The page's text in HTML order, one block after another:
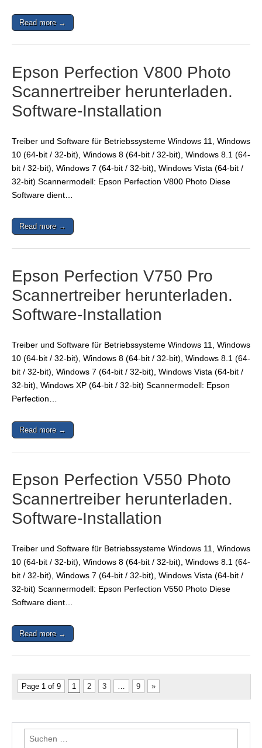
Read more →
Epson Perfection V800 Photo
Scannertreiber herunterladen.
Software-Installation
Treiber und Software für Betriebssysteme Windows 11, Windows
10 (64-bit / 32-bit), Windows 8 (64-bit / 32-bit), Windows 8.1 (64-
bit / 32-bit), Windows 7 (64-bit / 32-bit), Windows Vista (64-bit /
32-bit) Scannermodell: Epson Perfection V800 Photo Diese
Software dient…
Read more →
Epson Perfection V750 Pro
Scannertreiber herunterladen.
Software-Installation
Treiber und Software für Betriebssysteme Windows 11, Windows
10 (64-bit / 32-bit), Windows 8 (64-bit / 32-bit), Windows 8.1 (64-
bit / 32-bit), Windows 7 (64-bit / 32-bit), Windows Vista (64-bit /
32-bit), Windows XP (64-bit / 32-bit) Scannermodell: Epson
Perfection…
Read more →
Epson Perfection V550 Photo
Scannertreiber herunterladen.
Software-Installation
Treiber und Software für Betriebssysteme Windows 11, Windows
10 (64-bit / 32-bit), Windows 8 (64-bit / 32-bit), Windows 8.1 (64-
bit / 32-bit), Windows 7 (64-bit / 32-bit), Windows Vista (64-bit /
32-bit) Scannermodell: Epson Perfection V550 Photo Diese
Software dient…
Read more →
Page 1 of 9 1 2 3 … 9 »
Suchen